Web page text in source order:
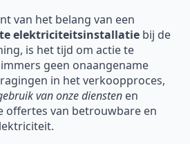
van het belang van een
elektriciteitsinstallatie bij de
is het tijd om actie te
geen onaangename
in het verkoopproces,
van onze diensten en
offertes van betrouwbare en